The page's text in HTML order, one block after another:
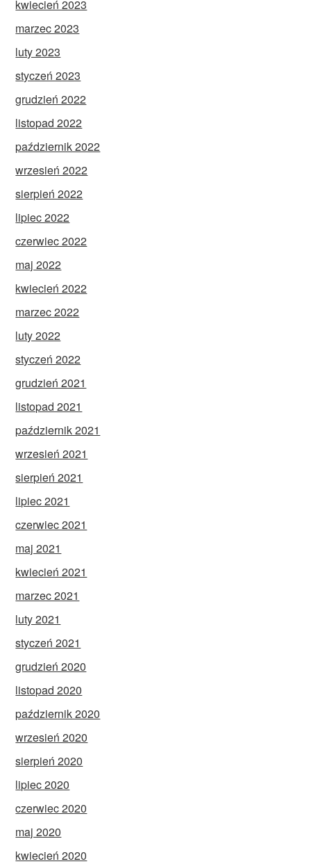
kwiecień 2023
marzec 2023
luty 2023
styczeń 2023
grudzień 2022
listopad 2022
październik 2022
wrzesień 2022
sierpień 2022
lipiec 2022
czerwiec 2022
maj 2022
kwiecień 2022
marzec 2022
luty 2022
styczeń 2022
grudzień 2021
listopad 2021
październik 2021
wrzesień 2021
sierpień 2021
lipiec 2021
czerwiec 2021
maj 2021
kwiecień 2021
marzec 2021
luty 2021
styczeń 2021
grudzień 2020
listopad 2020
październik 2020
wrzesień 2020
sierpień 2020
lipiec 2020
czerwiec 2020
maj 2020
kwiecień 2020